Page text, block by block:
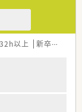
あり若くして高
が充実しており安
以上 新卒可